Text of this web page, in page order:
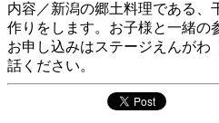
内容／新潟の郷土料理である、
作りをします。お子様と一緒の
お申し込みはステージえんがわ
話ください。